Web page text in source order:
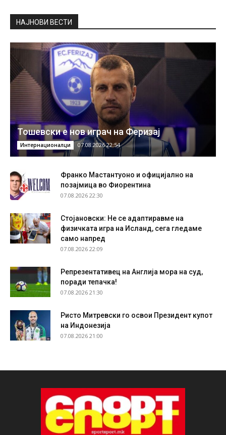
НAЈНОВИ ВЕСТИ
Тошевски е нов играч на Феризај
Интернационалци 07.08.2026 22:54
Франко Мастантуоно и официјално на
позајмица во Фиорентина
07.08.2026 22:30
Стојановски: Не се адаптиравме на
физичката игра на Исланд, сега гледаме
само напред
07.08.2026 22:09
Репрезентативец на Англија мора на суд,
поради тепачка!
07.08.2026 21:30
Ристо Митревски го освои Президент купот
на Индонезија
07.08.2026 21:00